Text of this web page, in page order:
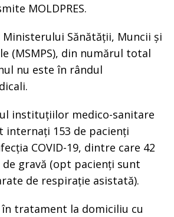
MOLDPRES.
Sănătății, Muncii și
(MSMPS), din numărul total
nu este în rândul
instituțiilor medico-sanitare
internați 153 de pacienți
COVID-19, dintre care 42
gravă (opt pacienți sunt
de respirație asistată).
tratament la domiciliu cu